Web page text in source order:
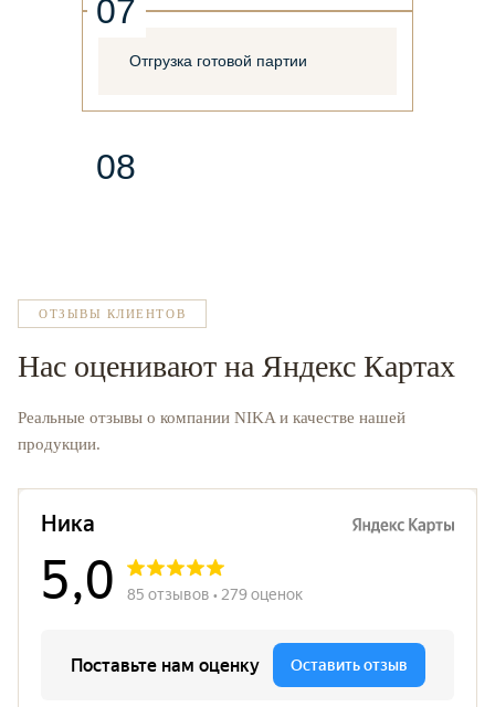
Отгрузка готовой партии
08
07
ОТЗЫВЫ КЛИЕНТОВ
Нас оценивают на Яндекс Картах
Реальные отзывы о компании NIKA и качестве нашей
продукции.